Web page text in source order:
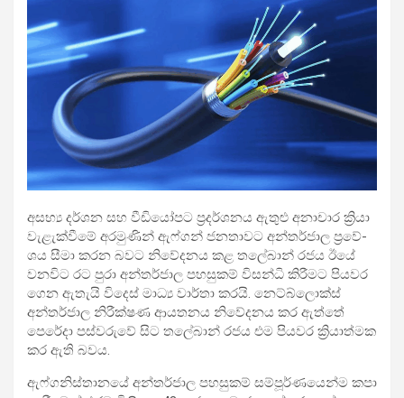
අසභ්‍ය දර්ශන සහ වීඩියෝපට ප්‍රද­ර්ශ­නය ඇතුළු අනා­චාර ක්‍රියා
වැළැ­ක්වීමේ අර­මු­ණින් ඇෆ්ගන් ජන­තා­වට අන්ත­ර්ජාල ප්‍රවේ­
ශය සීමා කරන බවට නිවේ­ද­නය කළ තලේ­බාන් රජය ඊයේ
වන­විට රට පුරා අන්ත­ර්ජාල පහ­සු­කම් විසන්ධි කිරී­මට පිය­වර
ගෙන ඇතැයි විදෙස් මාධ්‍ය වාර්තා කරයි. නෙට්බ්ලොක්ස්
අන්ත­ර්ජාල නිරී­ක්ෂණ ආය­ත­නය නිවේ­ද­නය කර ඇත්තේ
පෙරේදා පස්ව­රුවේ සිට තලේ­බාන් රජය එම පිය­වර ක්‍රියා­ත්මක
කර ඇති බවය.
ඇෆ්ග­නි­ස්තා­නයේ අන්ත­ර්ජාල පහ­සු­කම් සම්පූ­ර්ණ­යෙන්ම කපා